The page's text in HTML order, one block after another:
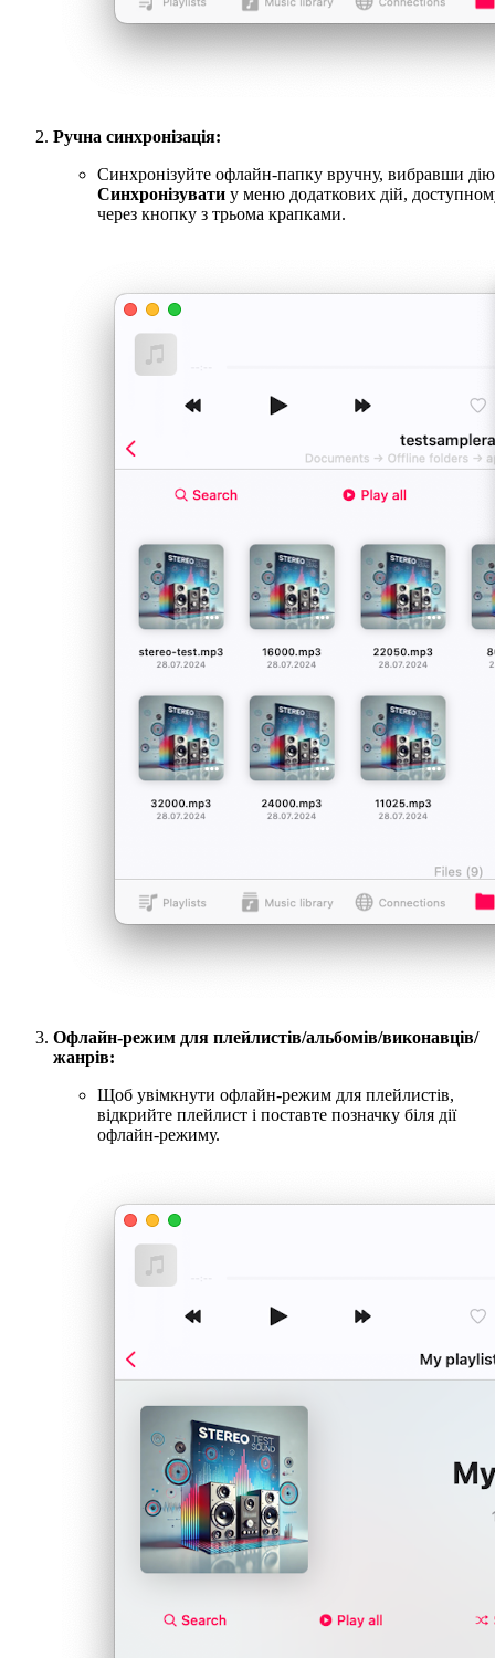
Ручна синхронізація:
Синхронізуйте офлайн-папку вручну, вибравши дію
Синхронізувати у меню додаткових дій,
через кнопку з трьома крапками.
Офлайн-режим для плейлистів/альбомів/виконавців/
жанрів:
Щоб увімкнути офлайн-режим для плейлистів,
відкрийте плейлист і поставте позначку біля дії
офлайн-режиму.